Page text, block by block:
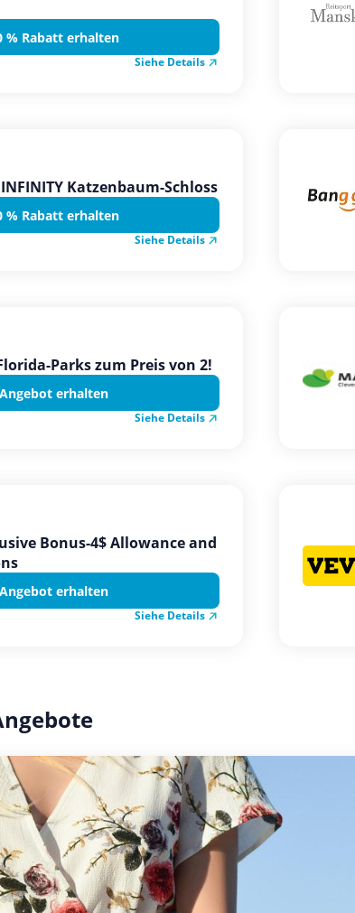
% Rabatt erhalten
Siehe Details
Katzenbaum-Schloss
% Rabatt erhalten
Siehe Details
Parks zum Preis von 2!
Angebot erhalten
Siehe Details
Bonus-4$ Allowance and
Angebot erhalten
Siehe Details